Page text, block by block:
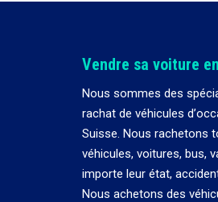
Vendre sa voiture
Nous sommes des
rachat de véhicules d’
Suisse. Nous rachetons
véhicules, voitures, bus,
importe leur état,
Nous achetons des